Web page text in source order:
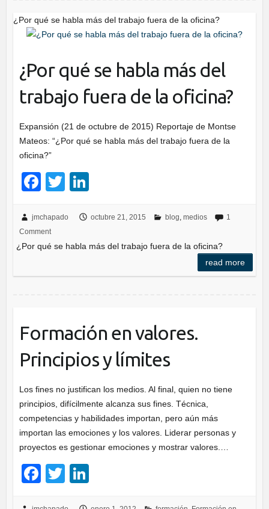
o
k
¿Por qué se habla más del trabajo fuera de la oficina?
¿Por qué se habla más del
trabajo fuera de la oficina?
Expansión (21 de octubre de 2015) Reportaje de Montse
Mateos: “¿Por qué se habla más del trabajo fuera de la
oficina?”
F
c
e
o
T
tt
er
k
e
n
jmchapado octubre 21, 2015 blog, medios
1
Comment
¿Por qué se habla más del trabajo fuera de la oficina?
read more
Formación en valores.
Principios y límites
Los fines no justifican los medios. Al final, quien no tiene
principios, difícilmente alcanza sus fines. Técnica,
competencias y habilidades importan, pero aún más
importan las emociones y los valores. Liderar personas y
proyectos es gestionar emociones y mostrar valores.…
F
T